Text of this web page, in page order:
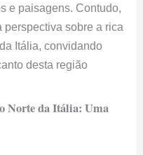
e paisagens. Contudo,
sobre a rica
Itália, convidando
desta região
Norte da Itália: Uma